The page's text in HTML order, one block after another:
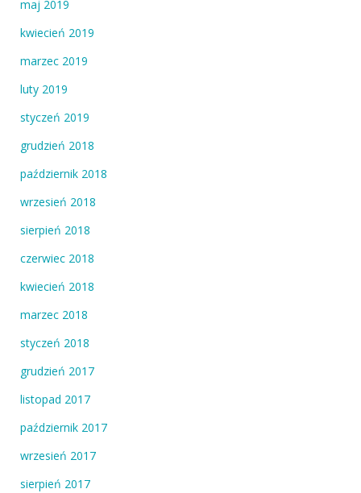
maj 2019
kwiecień 2019
marzec 2019
luty 2019
styczeń 2019
grudzień 2018
październik 2018
wrzesień 2018
sierpień 2018
czerwiec 2018
kwiecień 2018
marzec 2018
styczeń 2018
grudzień 2017
listopad 2017
październik 2017
wrzesień 2017
sierpień 2017